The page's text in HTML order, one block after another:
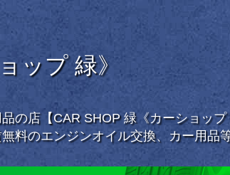
ップ 緑》
の店【CAR SHOP 緑《カーショッ
料のエンジンオイル交換、カー用品